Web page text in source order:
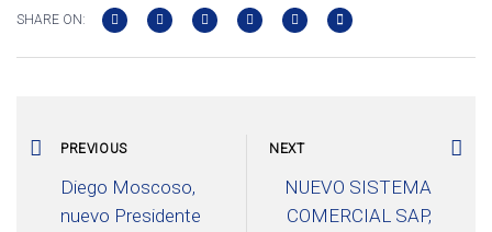
SHARE ON:
PREVIOUS
Diego Moscoso,
nuevo Presidente
NEXT
NUEVO SISTEMA
COMERCIAL SAP,